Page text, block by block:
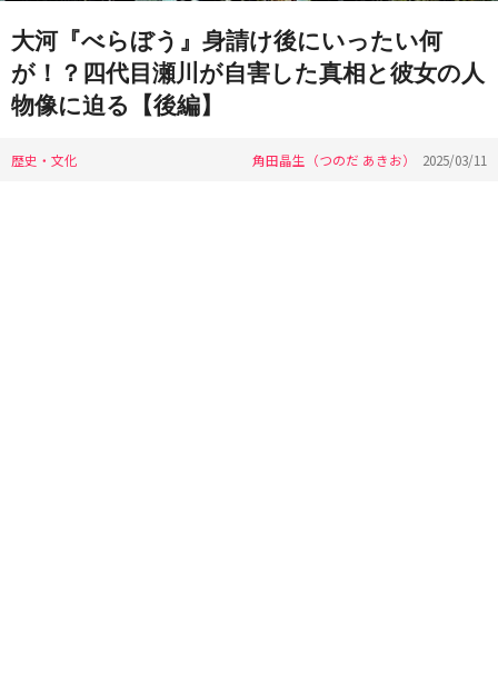
大河『べらぼう』身請け後にいったい何
が！？四代目瀬川が自害した真相と彼女の人
物像に迫る【後編】
歴史・文化 角田晶生（つのだ あきお） 2025/03/11